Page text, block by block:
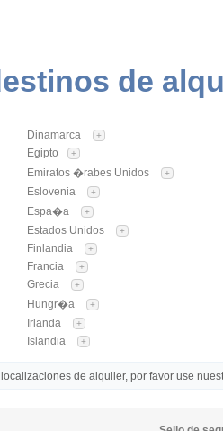
de
Dinamarca +
Egipto +
Emiratos �rabes Unidos +
Eslovenia +
Espa�a +
Estados Unidos +
Finlandia +
Francia +
Grecia +
Hungr�a +
Irlanda +
Islandia +
de alquiler, por favor use